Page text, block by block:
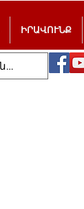
ԻՐԱՎՈՒՆՔ